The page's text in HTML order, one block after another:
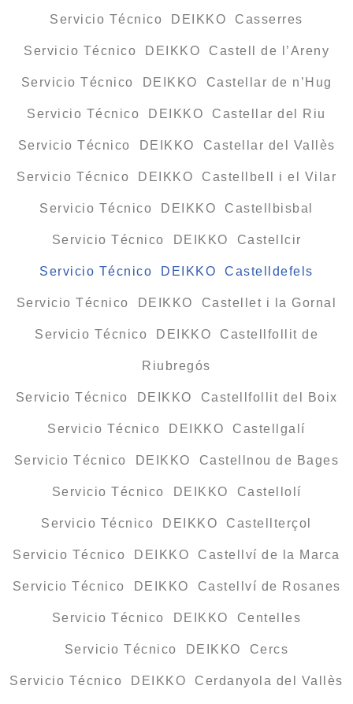
Servicio Técnico DEIKKO Casserres
Servicio Técnico DEIKKO Castell de l’Areny
Servicio Técnico DEIKKO Castellar de n’Hug
Servicio Técnico DEIKKO Castellar del Riu
Servicio Técnico DEIKKO Castellar del Vallès
Servicio Técnico DEIKKO Castellbell i el Vilar
Servicio Técnico DEIKKO Castellbisbal
Servicio Técnico DEIKKO Castellcir
Servicio Técnico DEIKKO Castelldefels
Servicio Técnico DEIKKO Castellet i la Gornal
Servicio Técnico DEIKKO Castellfollit de
Riubregós
Servicio Técnico DEIKKO Castellfollit del Boix
Servicio Técnico DEIKKO Castellgalí
Servicio Técnico DEIKKO Castellnou de Bages
Servicio Técnico DEIKKO Castellolí
Servicio Técnico DEIKKO Castellterçol
Servicio Técnico DEIKKO Castellví de la Marca
Servicio Técnico DEIKKO Castellví de Rosanes
Servicio Técnico DEIKKO Centelles
Servicio Técnico DEIKKO Cercs
Servicio Técnico DEIKKO Cerdanyola del Vallès